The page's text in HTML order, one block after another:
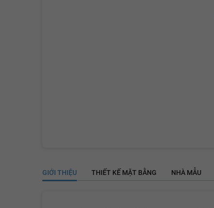
GIỚI THIỆU THIẾT KẾ MẶT BẰNG NHÀ MẪU